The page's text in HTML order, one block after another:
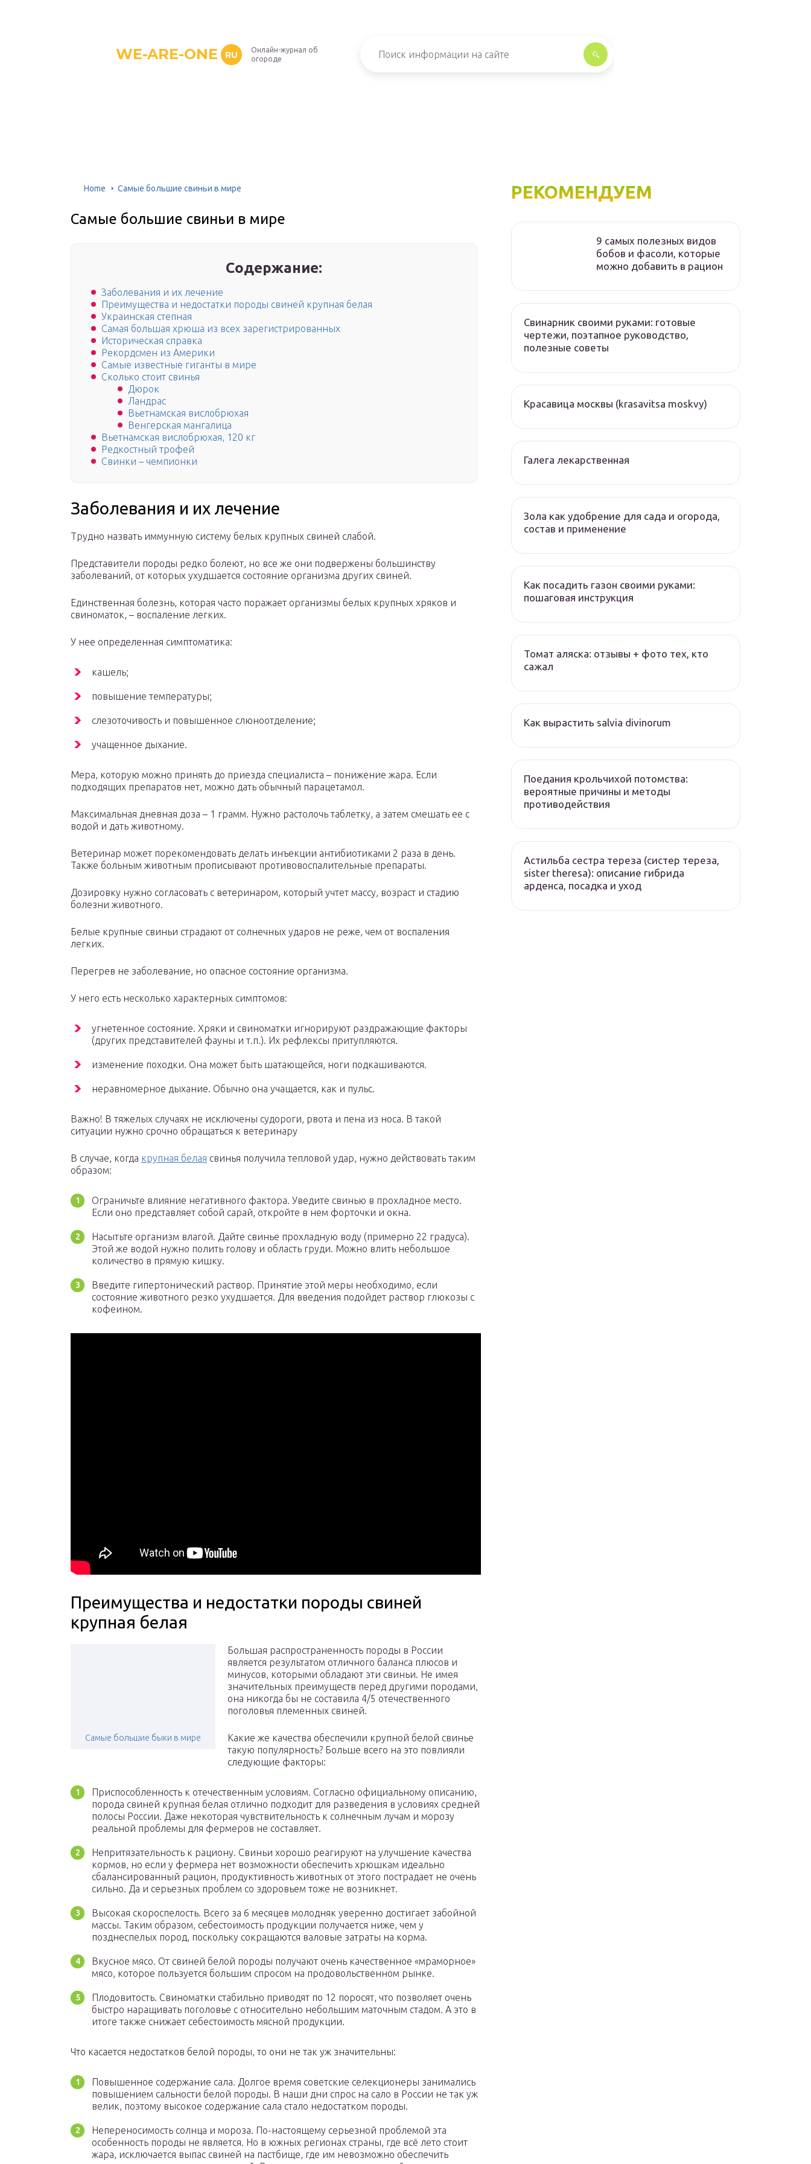
WE-ARE-ONE RU
Онлайн-журнал об
огороде
Home Самые большие свиньи в мире
Самые большие свиньи в мире
Содержание:
Заболевания и их лечение
Преимущества и недостатки породы свиней крупная белая
Украинская степная
Самая большая хрюша из всех зарегистрированных
Историческая справка
Рекордсмен из Америки
Самые известные гиганты в мире
Сколько стоит свинья
Дюрок
Ландрас
Вьетнамская вислобрюхая
Венгерская мангалица
Вьетнамская вислобрюхая, 120 кг
Редкостный трофей
Свинки – чемпионки
Заболевания и их лечение
Трудно назвать иммунную систему белых крупных свиней слабой.
Представители породы редко болеют, но все же они подвержены большинству
заболеваний, от которых ухудшается состояние организма других свиней.
Единственная болезнь, которая часто поражает организмы белых крупных хряков и
свиноматок, – воспаление легких.
У нее определенная симптоматика:
кашель;
повышение температуры;
слезоточивость и повышенное слюноотделение;
учащенное дыхание.
Мера, которую можно принять до приезда специалиста – понижение жара. Если
подходящих препаратов нет, можно дать обычный парацетамол.
Максимальная дневная доза – 1 грамм. Нужно растолочь таблетку, а затем смешать ее с
водой и дать животному.
Ветеринар может порекомендовать делать инъекции антибиотиками 2 раза в день.
Также больным животным прописывают противовоспалительные препараты.
Дозировку нужно согласовать с ветеринаром, который учтет массу, возраст и стадию
болезни животного.
Белые крупные свиньи страдают от солнечных ударов не реже, чем от воспаления
легких.
Перегрев не заболевание, но опасное состояние организма.
У него есть несколько характерных симптомов:
угнетенное состояние. Хряки и свиноматки игнорируют раздражающие факторы
(других представителей фауны и т.п.). Их рефлексы притупляются.
изменение походки. Она может быть шатающейся, ноги подкашиваются.
неравномерное дыхание. Обычно она учащается, как и пульс.
Важно! В тяжелых случаях не исключены судороги, рвота и пена из носа. В такой
ситуации нужно срочно обращаться к ветеринару
В случае, когда крупная белая свинья получила тепловой удар, нужно действовать таким
образом:
Ограничьте влияние негативного фактора. Уведите свинью в прохладное место.
Если оно представляет собой сарай, откройте в нем форточки и окна.
Насытьте организм влагой. Дайте свинье прохладную воду (примерно 22 градуса).
Этой же водой нужно полить голову и область груди. Можно влить небольшое
количество в прямую кишку.
Введите гипертонический раствор. Принятие этой меры необходимо, если
состояние животного резко ухудшается. Для введения подойдет раствор глюкозы с
кофеином.
Преимущества и недостатки породы свиней
крупная белая
Самые большие быки в мире
Большая распространенность породы в России
является результатом отличного баланса плюсов и
минусов, которыми обладают эти свиньи. Не имея
значительных преимуществ перед другими породами,
она никогда бы не составила 4/5 отечественного
поголовья племенных свиней.
Какие же качества обеспечили крупной белой свинье
такую популярность? Больше всего на это повлияли
следующие факторы:
Приспособленность к отечественным условиям. Согласно официальному описанию,
порода свиней крупная белая отлично подходит для разведения в условиях средней
полосы России. Даже некоторая чувствительность к солнечным лучам и морозу
реальной проблемы для фермеров не составляет.
Непритязательность к рациону. Свиньи хорошо реагируют на улучшение качества
кормов, но если у фермера нет возможности обеспечить хрюшкам идеально
сбалансированный рацион, продуктивность животных от этого пострадает не очень
сильно. Да и серьезных проблем со здоровьем тоже не возникнет.
Высокая скороспелость. Всего за 6 месяцев молодняк уверенно достигает забойной
массы. Таким образом, себестоимость продукции получается ниже, чем у
позднеспелых пород, поскольку сокращаются валовые затраты на корма.
Вкусное мясо. От свиней белой породы получают очень качественное «мраморное»
мясо, которое пользуется большим спросом на продовольственном рынке.
Плодовитость. Свиноматки стабильно приводят по 12 поросят, что позволяет очень
быстро наращивать поголовье с относительно небольшим маточным стадом. А это в
итоге также снижает себестоимость мясной продукции.
Что касается недостатков белой породы, то они не так уж значительны:
Повышенное содержание сала. Долгое время советские селекционеры занимались
повышением сальности белой породы. В наши дни спрос на сало в России не так уж
велик, поэтому высокое содержание сала стало недостатком породы.
Непереносимость солнца и мороза. По-настоящему серьезной проблемой эта
особенность породы не является. Но в южных регионах страны, где всё лето стоит
жара, исключается выпас свиней на пастбище, где им невозможно обеспечить
РЕКОМЕНДУЕМ
9 самых полезных видов
бобов и фасоли, которые
можно добавить в рацион
Свинарник своими руками: готовые
чертежи, поэтапное руководство,
полезные советы
Красавица москвы (krasavitsa moskvy)
Галега лекарственная
Зола как удобрение для сада и огорода,
состав и применение
Как посадить газон своими руками:
пошаговая инструкция
Томат аляска: отзывы + фото тех, кто
сажал
Как вырастить salvia divinorum
Поедания крольчихой потомства:
вероятные причины и методы
противодействия
Астильба сестра тереза (систер тереза,
sister theresa): описание гибрида
арденса, посадка и уход